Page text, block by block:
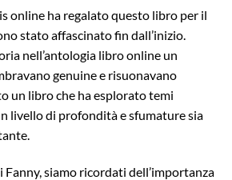
online ha regalato questo libro per il
stato affascinato fin dall’inizio.
nell’antologia libro online un
genuine e risuonavano
un libro che ha esplorato temi
livello di profondità e sfumature sia
Fanny, siamo ricordati dell’importanza